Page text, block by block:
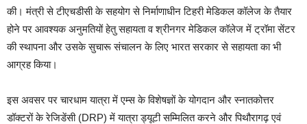
की। मंत्री से टीएचडीसी के सहयोग से निर्माणाधीन टिहरी मेडिकल कॉलेज के तैयार
होने पर आवश्यक अनुमतियों हेतु सहायता व श्रीनगर मेडिकल कॉलेज में ट्रॉमा सेंटर
की स्थापना और उसके सुचारू संचालन के लिए भारत सरकार से सहायता का भी
आग्रह किया।
इस अवसर पर चारधाम यात्रा में एम्स के विशेषज्ञों के योगदान और स्नातकोत्तर
डॉक्टरों के रेजिडेंसी (DRP) में यात्रा ड्यूटी सम्मिलित करने और पिथौरागढ़ एवं